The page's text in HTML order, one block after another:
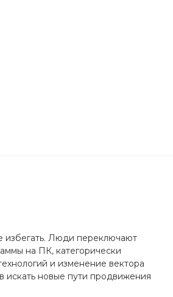
избегать. Люди переключают
на ПК, категорически
и изменение вектора
искать новые пути продвижения